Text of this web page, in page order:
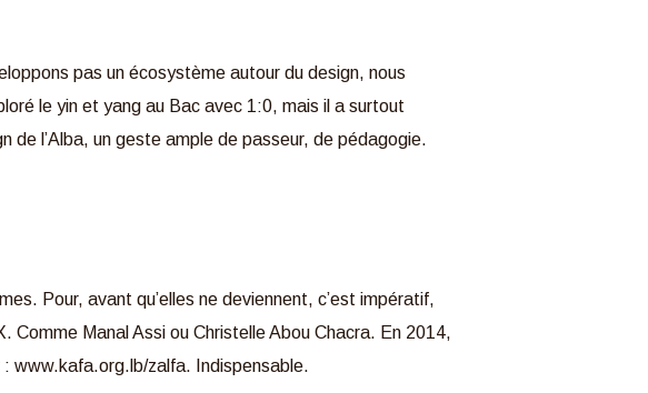
pas un écosystème autour du design, nous
le yin et yang au Bac avec 1:0, mais il a surtout
de l’Alba, un geste ample de passeur, de pédagogie.
Pour, avant qu’elles ne deviennent, c’est impératif,
Comme Manal Assi ou Christelle Abou Chacra. En 2014,
: www.kafa.org.lb/zalfa. Indispensable.